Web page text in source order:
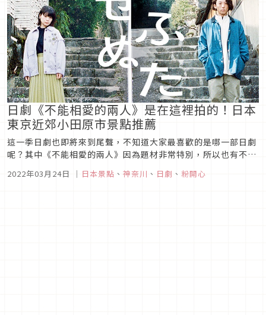
日劇《不能相愛的兩人》是在這裡拍的！日本
東京近郊小田原市景點推薦
這一季日劇也即將來到尾聲，不知道大家最喜歡的是哪一部日劇
呢？其中《不能相愛的兩人》因為題材非常特別，所以也有不少
神奈川縣拍攝的，不知道是不是因為這樣，也讓這部劇的氛圍有
2022年03月24日 ｜ 日本景點 、 神奈川 、 日劇 、 粉開心